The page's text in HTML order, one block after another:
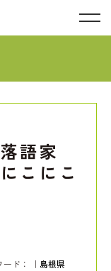
落語家
こにこ
ード： 島根県